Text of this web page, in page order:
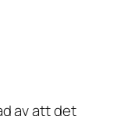
av att det